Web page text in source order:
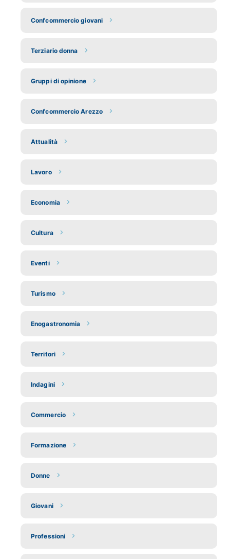
Confcommercio giovani
Terziario donna
Gruppi di opinione
Confcommercio Arezzo
Attualità
Lavoro
Economia
Cultura
Eventi
Turismo
Enogastronomia
Territori
Indagini
Commercio
Formazione
Donne
Giovani
Professioni